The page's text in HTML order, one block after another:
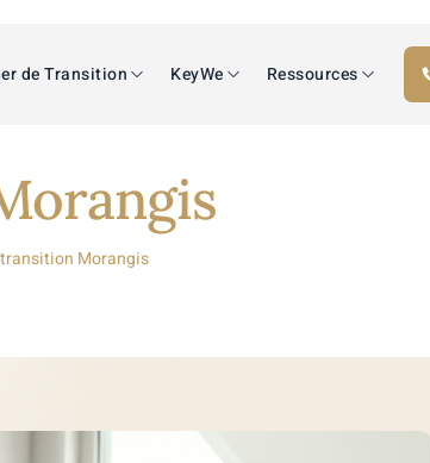
de Transition KeyWe Ressources
transition Morangis